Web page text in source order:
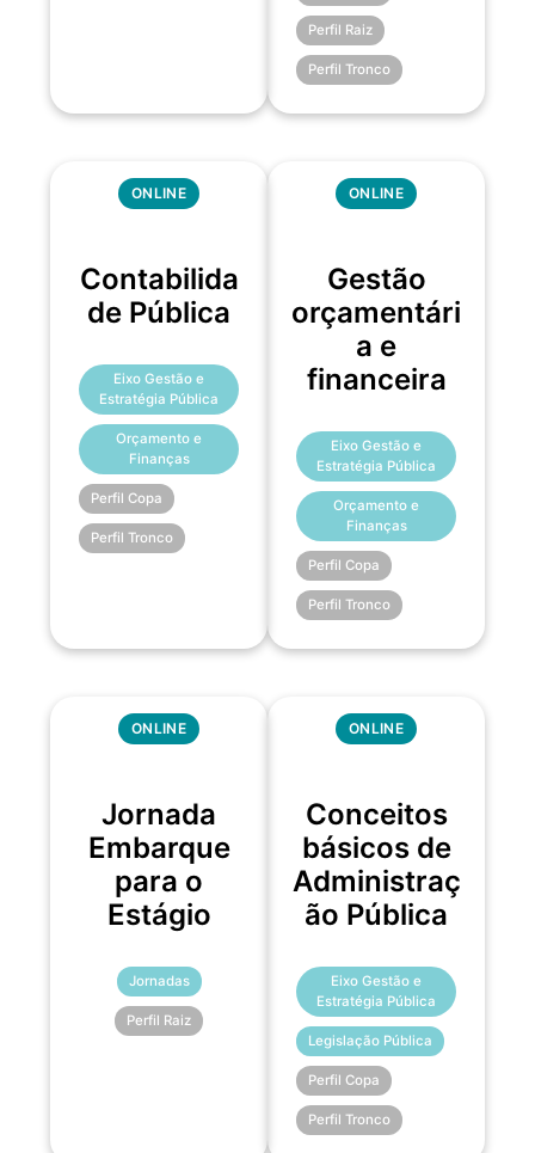
Perfil Raiz
Perfil Tronco
ONLINE
Contabilida
de Pública
Eixo Gestão e
Estratégia Pública
Orçamento e
Finanças
Perfil Copa
Perfil Tronco
ONLINE
Gestão
orçamentári
a e
financeira
Eixo Gestão e
Estratégia Pública
Orçamento e
Finanças
Perfil Copa
Perfil Tronco
ONLINE
Jornada
Embarque
para o
Estágio
Jornadas
Perfil Raiz
ONLINE
Conceitos
básicos de
Administraç
ão Pública
Eixo Gestão e
Estratégia Pública
Legislação Pública
Perfil Copa
Perfil Tronco